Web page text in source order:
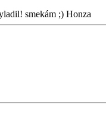
smekám ;) Honza